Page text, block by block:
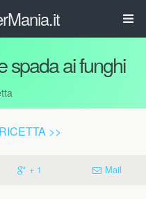
spada ai funghi
>>
+ 1 Mail